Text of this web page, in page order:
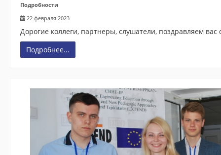
Подробности
22 февраля 2023
Дорогие коллеги, партнеры, слушатели, поздравляем
Подробнее...